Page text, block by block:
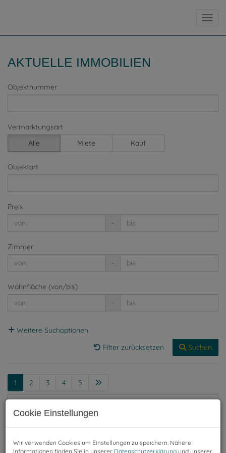
AKTUELLE IMMOBILIEN
Objektnummer
Vermarktungsart
Alle
Miete Kauf
Objektart
Preis
-
Zimmer
-
Wohnfläche (von/bis)
-
Weitere Suchoptionen
Filter zurücksetzen
Suchen
1 2 3 4 5
Standardsortierung
Cookie Einstellungen
Wir verwenden Cookies um Einstellungen zu speichern. Nähere
Informationen finden Sie in unserer Datenschutzerklärung und unserer